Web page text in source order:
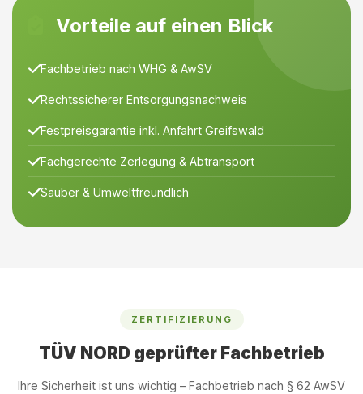
Vorteile auf einen Blick
Fachbetrieb nach WHG & AwSV
Rechtssicherer Entsorgungsnachweis
Festpreisgarantie inkl. Anfahrt Greifswald
Fachgerechte Zerlegung & Abtransport
Sauber & Umweltfreundlich
ZERTIFIZIERUNG
TÜV NORD geprüfter Fachbetrieb
Ihre Sicherheit ist uns wichtig – Fachbetrieb nach § 62 AwSV